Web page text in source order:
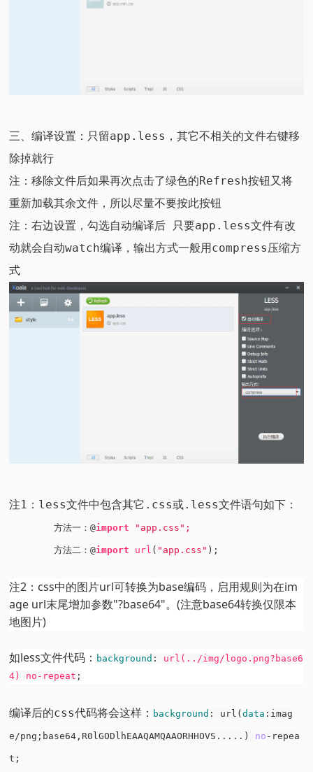
三、编译设置：只留app.less，其它不相关的文件右键移
除掉就行
注：移除文件后如果再次点击了绿色的Refresh按钮又将
重新加载其余文件，所以尽量不要按此按钮
注：右边设置，勾选自动编译后 只要app.less文件有改
动就会自动watch编译，输出方式一般用compress压缩方
式
注1：less文件中包含其它.css或.less文件语句如下：
方法一：@import "app.css" ;
方法二：@import url ( "app.css" ) ;
注2：css中的图片url可转换为base编码，启用规则为在im
age url末尾增加参数"?base64"。(注意base64转换仅限本
地图片)
如less文件代码： background : url (../img/logo.png?base6
4) no-repeat ;
编译后的css代码将会这样： background : url(data :imag
e/png;base64,R0lGODlhEAAQAMQAAORHHOVS.....) no -repea
t;